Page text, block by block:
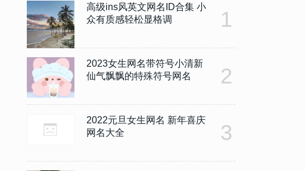
高级ins风英文网名ID合集 小
众有质感轻松显格调
1
2023女生网名带符号小清新
仙气飘飘的特殊符号网名
2
2022元旦女生网名 新年喜庆
网名大全
3